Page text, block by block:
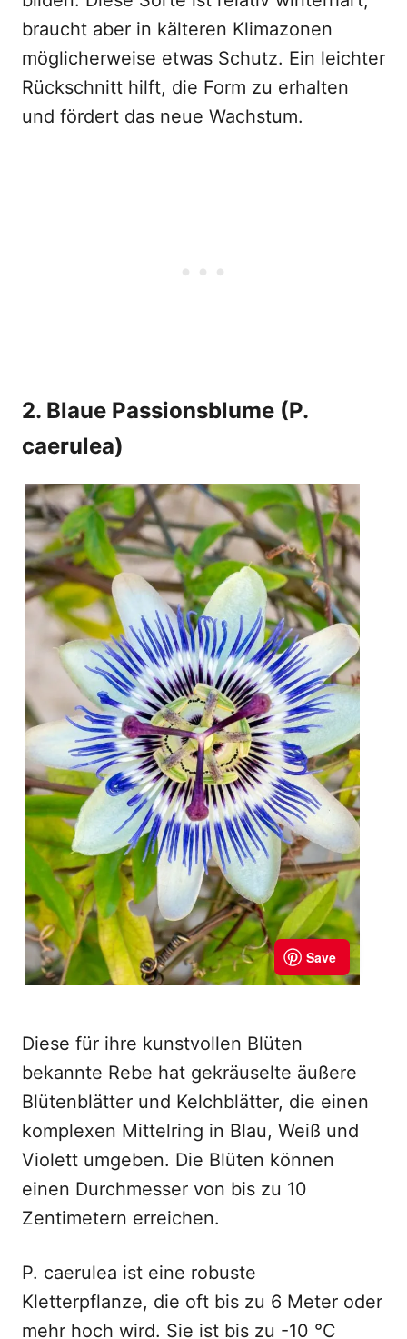
braucht aber in kälteren Klimazonen
möglicherweise etwas Schutz. Ein leichter
Rückschnitt hilft, die Form zu erhalten
und fördert das neue Wachstum.
2. Blaue Passionsblume (P.
caerulea)
Diese für ihre kunstvollen Blüten
bekannte Rebe hat gekräuselte äußere
Blütenblätter und Kelchblätter, die einen
komplexen Mittelring in Blau, Weiß und
Violett umgeben. Die Blüten können
einen Durchmesser von bis zu 10
Zentimetern erreichen.
P. caerulea ist eine robuste
Kletterpflanze, die oft bis zu 6 Meter oder
mehr hoch wird. Sie ist bis zu -10 °C